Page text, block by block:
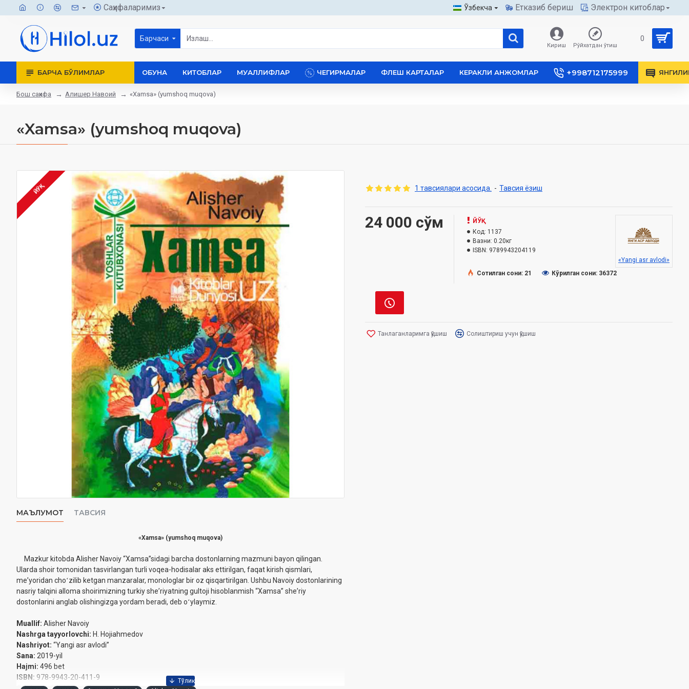
Саҳифаларимиз Ўзбекча Етказиб бериш Электрон китоблар
Барчаси
Кириш Рўйхатдан ўтиш
0
БАРЧА БЎЛИМЛАР ОБУНА КИТОБЛАР МУАЛЛИФЛАР ЧЕГИРМАЛАР ФЛЕШ КАРТАЛАР КЕРАКЛИ АНЖОМЛАР +998712175999
Бош саҳифа Алишер Навоий «Xamsa» (yumshoq muqova)
«Xamsa» (yumshoq muqova)
ЙЎҚ
МАЪЛУМОТ ТАВСИЯ
«Xamsa» (yumshoq muqova)
Mazkur kitobda Alisher Navoiy “Xamsa”sidagi barcha dostonlarning mazmuni bayon qilingan.
Ularda shoir tomonidan tasvirlangan turli voqea-hodisalar aks ettirilgan, faqat kirish qismlari,
meʼyoridan choʻzilib ketgan manzaralar, monologlar bir oz qisqartirilgan. Ushbu Navoiy dostonlarining
nasriy talqini alloma shoirimizning turkiy sheʼriyatning gultoji hisoblanmish “Xamsa” sheʼriy
dostonlarini anglab olishingizga yordam beradi, deb oʻylaymiz.
Muallif: Alisher Navoiy
Nashrga tayyorlovchi: H. Hojiahmedov
Nashriyot: “Yangi asr avlodi”
Sana: 2019-yil
Hajmi: 496 bet
ISBN: 978-9943-20-411-9
1 тавсиялари асосида. - Тавсия ёзиш
24 000 сўм
ЙЎҚ
Код: 1137
Вазни: 0.20кг
ISBN: 9789943204119
«Yangi asr avlodi»
Сотилган сони: 21
Кўрилган сони: 36372
Танлаганларимга қўшиш Солиштириш учун қўшиш